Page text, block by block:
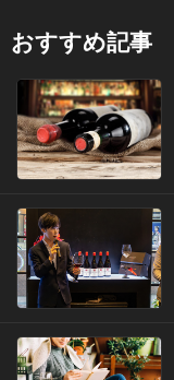
おすすめ記事